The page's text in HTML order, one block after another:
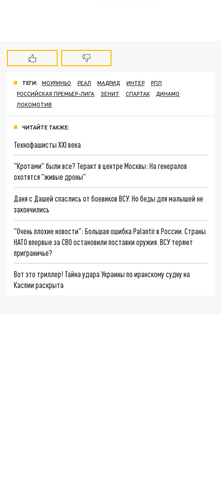
ТЕГИ: МОУРИНЬО РЕАЛ МАДРИД ИНТЕР
РПЛ
РОССИЙСКАЯ ПРЕМЬЕР-ЛИГА
ЗЕНИТ СПАРТАК
ДИНАМО
ЛОКОМОТИВ
ЧИТАЙТЕ ТАКЖЕ:
Технофашисты XXI века
"Кротами" были все? Теракт в центре Москвы: На генералов
охотятся "живые дроны"
Даня с Дашей спаслись от боевиков ВСУ. Но беды для малышей не
закончились
"Очень плохие новости": Большая ошибка Palantir в России. Страны
НАТО впервые за СВО остановили поставки оружия. ВСУ теряют
приграничье?
Вот это триллер! Тайна удара Украины по иранскому судну на
Каспии раскрыта